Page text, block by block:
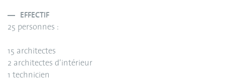
EFFECTIF
25 personnes :
15 architectes
2 architectes d’intérieur
1 technicien